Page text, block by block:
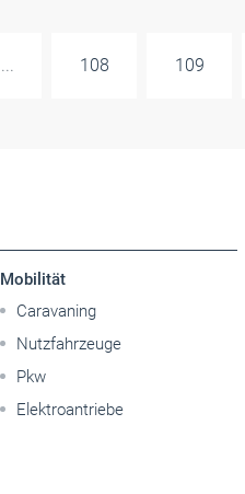
... 108 109
Mobilität
Caravaning
Nutzfahrzeuge
Pkw
Elektroantriebe